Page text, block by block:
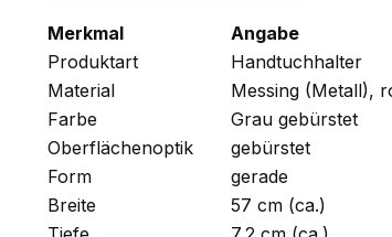
Merkmal
Angabe
Produktart
Handtuchhalter
Material
Messing (Metall),
Farbe
Grau gebürstet
Oberflächenoptik
gebürstet
Form
gerade
Breite
57 cm (ca.)